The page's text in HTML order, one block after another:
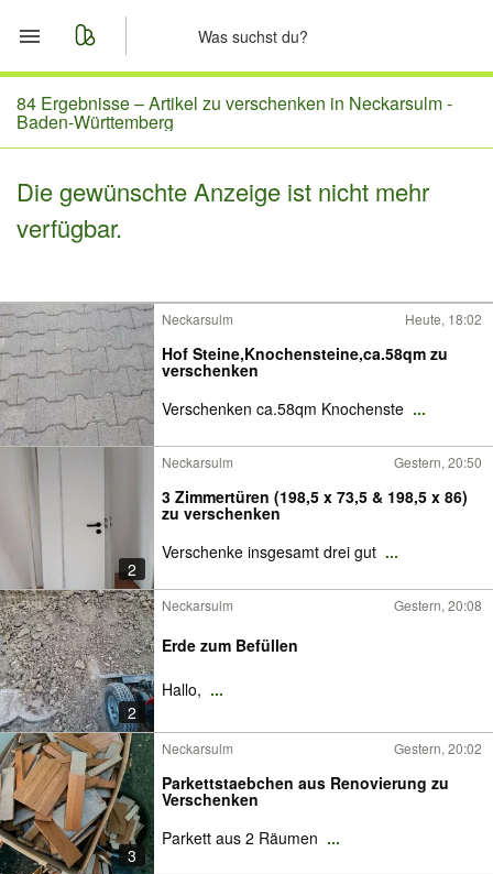
Start
Merkliste
Nachrichten
84 Ergebnisse –Artikel zu verschenken in Neckarsulm -
Baden-Württemberg
Die gewünschte Anzeige ist nicht mehr
verfügbar.
Neckarsulm Heute, 18:02
Hof Steine,Knochensteine,ca.58qm zu
verschenken
Verschenken ca.58qm Knochenste ...
2
Neckarsulm Gestern, 20:50
3 Zimmertüren (198,5 x 73,5 & 198,5 x 86)
zu verschenken
Verschenke insgesamt drei gut ...
2
Neckarsulm Gestern, 20:08
Erde zum Befüllen
Hallo, ...
3
Neckarsulm Gestern, 20:02
Parkettstaebchen aus Renovierung zu
Verschenken
Parkett aus 2 Räumen ...